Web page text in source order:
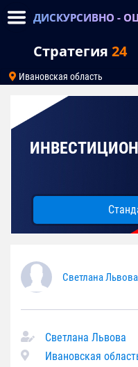
ДИСКУРСИВНО -
Стратегия 24
Ивановская область
Светлана Львова
Светлана Львова
Ивановская